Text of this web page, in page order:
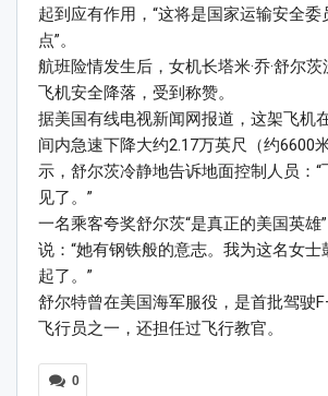
起到应有作用，“这将是国家运输安全委
点”。
航班险情发生后，女机长塔米·乔·舒尔
飞机安全降落，受到称赞。
据美国有线电视新闻网报道，这架飞机
间内急速下降大约2.17万英尺（约6600
示，舒尔茨冷静地告诉地面控制人员：“
见了。”
一名乘客夸奖舒尔茨“是真正的美国英雄
说：“她有钢铁般的意志。我为这名女士
起了。”
舒尔特曾在美国海军服役，是首批驾驶
飞行员之一，还担任过飞行教官。
0